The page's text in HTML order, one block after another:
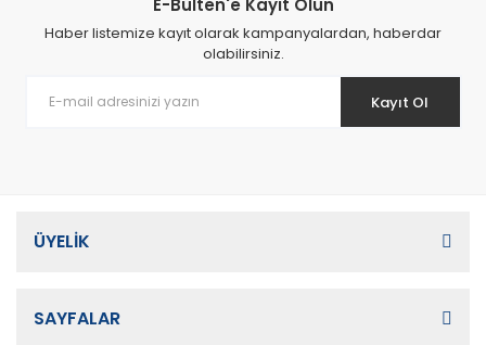
E-Bülten'e Kayıt Olun
Haber listemize kayıt olarak kampanyalardan, haberdar
olabilirsiniz.
Kayıt Ol
ÜYELİK
SAYFALAR